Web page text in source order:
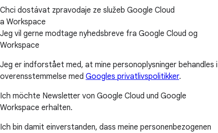
Chci dostávat zpravodaje ze služeb Google Cloud
a Workspace
Jeg vil gerne modtage nyhedsbreve fra Google Cloud og
Workspace
Jeg er indforstået med, at mine personoplysninger behandles i
overensstemmelse med Googles privatlivspolitikker.
Ich möchte Newsletter von Google Cloud und Google
Workspace erhalten.
Ich bin damit einverstanden, dass meine personenbezogenen